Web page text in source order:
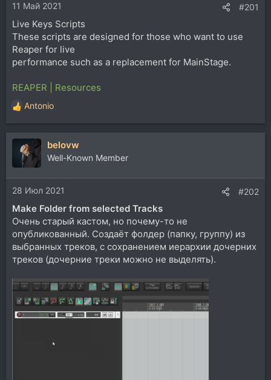
:11 Май 2021 #201
Live Keys Scripts
These scripts are designed for those who want to use
Reaper for live
performance such as a replacement for MainStage.
REAPER | Resources
Р
е
а
и
и
:
Antonio
belovw
Well-Known Member
28 Июл 2021 #202
Make Folder from selected Tracks
Очень старый кастом, но почему-то не
опубликованный. Создаёт фолдер (папку, группу) из
выбранных треков, с сохранением иерархии дочерних
треков (дочерние треки можно не выделять).